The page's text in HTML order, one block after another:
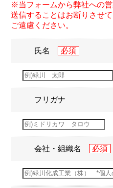
※当フォームから弊社への
送信することはお断りさせ
ご遠慮ください。
氏名
フリガナ
会社・組織名